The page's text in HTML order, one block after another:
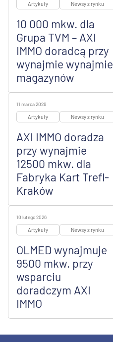
Artykuły Newsy z rynku
10 000 mkw. dla
Grupa TVM – AXI
IMMO doradcą przy
wynajmie wynajmie
magazynów
11 marca 2026
Artykuły Newsy z rynku
AXI IMMO doradza
przy wynajmie
12500 mkw. dla
Fabryka Kart Trefl-
Kraków
10 lutego 2026
Artykuły Newsy z rynku
OLMED wynajmuje
9500 mkw. przy
wsparciu
doradczym AXI
IMMO